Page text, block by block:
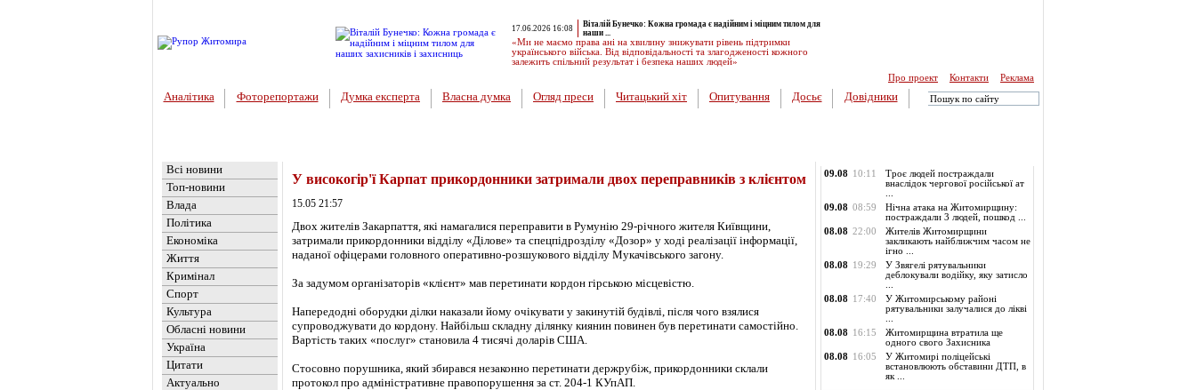
17.06.2026 16:08
Віталій Бунечко: Кожна громада є надійним і міцним тилом для
наши ...
«Ми не маємо права ані на хвилину знижувати рівень підтримки
українського війська. Від відповідальності та злагодженості кожного
залежить спільний результат і безпека наших людей»
Про проект
Контакти Реклама
Аналітика Фоторепортажи Думка експерта Власна думка Огляд преси Читацький хіт Опитування Досьє Довідники
Всі новини
Топ-новини
Влада
Політика
Економіка
Життя
Кримінал
Спорт
Культура
Обласні новини
Україна
Цитати
Актуально
У високогір'ї Карпат прикордонники затримали двох переправників з клієнтом
15.05 21:57
Двох жителів Закарпаття, які намагалися переправити в Румунію 29-річного жителя Київщини,
затримали прикордонники відділу «Ділове» та спецпідрозділу «Дозор» у ході реалізації інформації,
наданої офіцерами головного оперативно-розшукового відділу Мукачівського загону.
За задумом організаторів «клієнт» мав перетинати кордон гірською місцевістю.
Напередодні оборудки ділки наказали йому очікувати у закинутій будівлі, після чого взялися
супроводжувати до кордону. Найбільш складну ділянку киянин повинен був перетинати самостійно.
Вартість таких «послуг» становила 4 тисячі доларів США.
Стосовно порушника, який збирався незаконно перетинати держрубіж, прикордонники склали
протокол про адміністративне правопорушення за ст. 204-1 КУпАП.
09.08 10:11
Троє людей постраждали
внаслідок чергової російської ат
09.08 08:59
Нічна атака на Житомирщину:
постраждали 3 людей, пошкод ...
08.08 22:00
Жителів Житомирщини
закликають найближчим часом не
ігно ...
08.08 19:29
У Звягелі рятувальники
деблокували водійку, яку затисло
08.08 17:40
У Житомирському районі
рятувальники залучалися до лікві
08.08 16:15
Житомирщина втратила ще
одного свого Захисника
08.08 16:05
У Житомирі поліцейські
встановлюють обставини ДТП, в
як ...